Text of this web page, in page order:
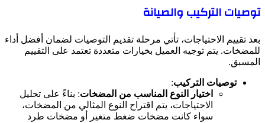
توصيات التركيب والصيانة
بعد تقييم الاحتياجات، تأتي مرحلة تقديم التوصيات لضمان أفضل أداء
للمضخات. يتم توجيه العميل بخيارات متعددة تعتمد على التقييم
المسبق.
توصيات التركيب:
اختيار النوع المناسب من المضخات: بناءً على تحليل
الاحتياجات، يتم اقتراح النوع المثالي من المضخات،
سواء كانت مضخات ضغط متغير أو مضخات طرد